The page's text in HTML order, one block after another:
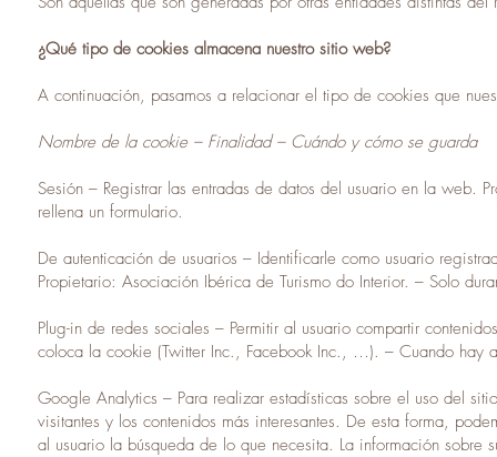
¿Qué tipo de cookies almacena nuestro sitio web?
A continuación, pasamos a relacionar el tipo de cookies que
Nombre de la cookie – Finalidad – Cuándo y cómo se guarda
Sesión – Registrar las entradas de datos del usuario en la web.
rellena un formulario.
De autenticación de usuarios – Identificarle como usuario
Propietario: Asociación Ibérica de Turismo do Interior. – Solo
Plug-in de redes sociales – Permitir al usuario compartir
coloca la cookie (Twitter Inc., Facebook Inc., …). – Cuando hay
Google Analytics – Para realizar estadísticas sobre el uso del
visitantes y los contenidos más interesantes. De esta forma,
al usuario la búsqueda de lo que necesita. La información